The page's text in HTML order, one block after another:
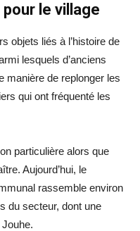
le village
objets liés à l’histoire de
lesquels d’anciens
manière de replonger les
qui ont fréquenté les
particulière alors que
Aujourd’hui, le
rassemble environ
du secteur, dont une